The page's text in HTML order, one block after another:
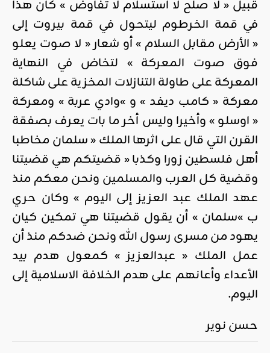
قبيل « لا صلح لا استسلام لا تفاوض » كان هذا
في قمة الخرطوم ليتحول في قمة بيروت إلى
« الأرض مقابل السلام » أو شعار « لا صوت يعلو
فوق صوت المعركة » لتخاض في النهاية
المعركة على طاولة التنازلات المخزية على شاكلة
معركة « كامب ديفد » و »وادي عربة » ومعركة
« اوسلو » وأخيرا وليس أخر ما بات يعرف بصفقة
القرن التي قال على اثرها الملك « سلمان مخاطبا
أهل فلسطين زورا وكذبا « قضيتكم هي قضيتنا
وقضية كل العرب والمسلمين ونحن معكم منذ
عهد الملك عبد العزيز إلى اليوم » وكان حري
ب »سلمان » أن يقول قضيتنا هي تمكين كيان
يهود من مسرى رسول الله ونحن ضدكم منذ أن
عمل الملك « عبدالعزيز » كمعول هدم بيد
الأعداء وأعانهم على هدم الخلافة الاسلامية إلى
اليوم.
حسن نوير